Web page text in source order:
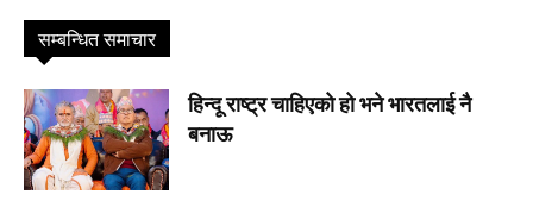
सम्बन्धित समाचार
हिन्दू राष्ट्र चाहिएको हो भने भारतलाई नै
बनाऊ